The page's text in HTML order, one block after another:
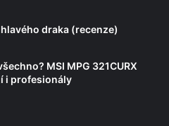
draka (recenze)
MSI MPG 321CURX
i profesionály